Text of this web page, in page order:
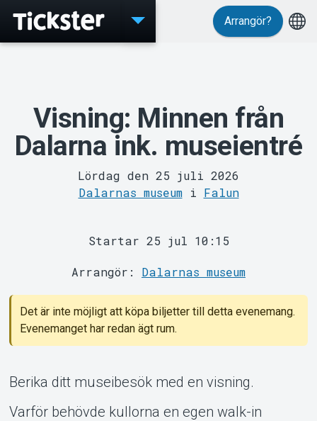
MyTickster
Support
Arrangör?
Visning: Minnen från
Dalarna ink. museientré
Lördag den 25 juli 2026
Dalarnas museumi Falun
Startar 25 jul 10:15
Arrangör: Dalarnas museum
Det är inte möjligt att köpa biljetter till detta evenemang.
Evenemanget har redan ägt rum.
Berika ditt museibesök med en visning.
Varför behövde kullorna en egen walk-in